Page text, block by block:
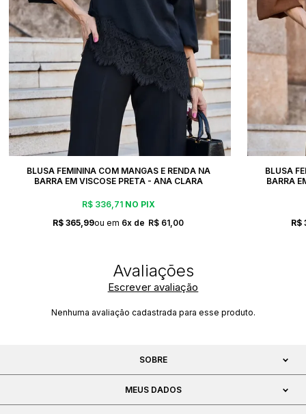
BLUSA FEMININA COM MANGAS E RENDA NA
BARRA EM VISCOSE PRETA - ANA CLARA
R$ 336,71NO PIX
R$ 365,99
6x R$ 61,00
BLUSA
BARRA
R$
Escrever avaliação
Nenhuma avaliação cadastrada para esse produto.
SOBRE
MEUS DADOS